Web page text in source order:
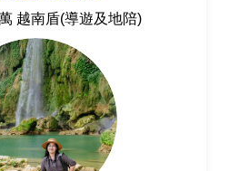
越南盾(導遊及地陪)